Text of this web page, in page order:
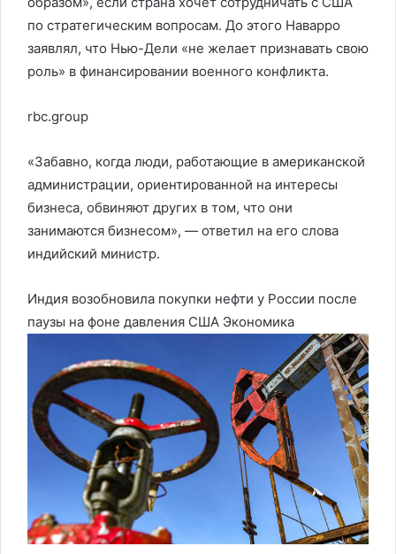
по стратегическим вопросам. До этого Наварро
заявлял, что Нью-Дели «не желает признавать свою
роль» в финансировании военного конфликта.
rbc.group
«Забавно, когда люди, работающие в американской
администрации, ориентированной на интересы
бизнеса, обвиняют других в том, что они
занимаются бизнесом», — ответил на его слова
индийский министр.
Индия возобновила покупки нефти у России после
паузы на фоне давления США Экономика